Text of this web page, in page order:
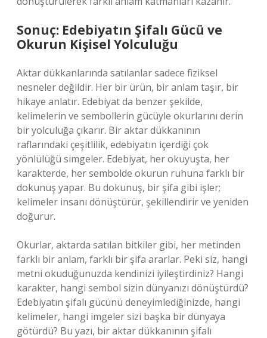
Sonuç: Edebiyatın Şifalı Gücü ve
Okurun Kişisel Yolculuğu
Aktar dükkanlarında satılanlar sadece fiziksel
nesneler değildir. Her bir ürün, bir anlam taşır, bir
hikaye anlatır. Edebiyat da benzer şekilde,
kelimelerin ve sembollerin gücüyle okurlarını derin
bir yolculuğa çıkarır. Bir aktar dükkanının
raflarındaki çeşitlilik, edebiyatın içerdiği çok
yönlülüğü simgeler. Edebiyat, her okuyuşta, her
karakterde, her sembolde okurun ruhuna farklı bir
dokunuş yapar. Bu dokunuş, bir şifa gibi işler;
kelimeler insanı dönüştürür, şekillendirir ve yeniden
doğurur.
Okurlar, aktarda satılan bitkiler gibi, her metinden
farklı bir anlam, farklı bir şifa ararlar. Peki siz, hangi
metni okuduğunuzda kendinizi iyileştirdiniz? Hangi
karakter, hangi sembol sizin dünyanızı dönüştürdü?
Edebiyatın şifalı gücünü deneyimlediğinizde, hangi
kelimeler, hangi imgeler sizi başka bir dünyaya
götürdü? Bu yazı, bir aktar dükkanının şifalı